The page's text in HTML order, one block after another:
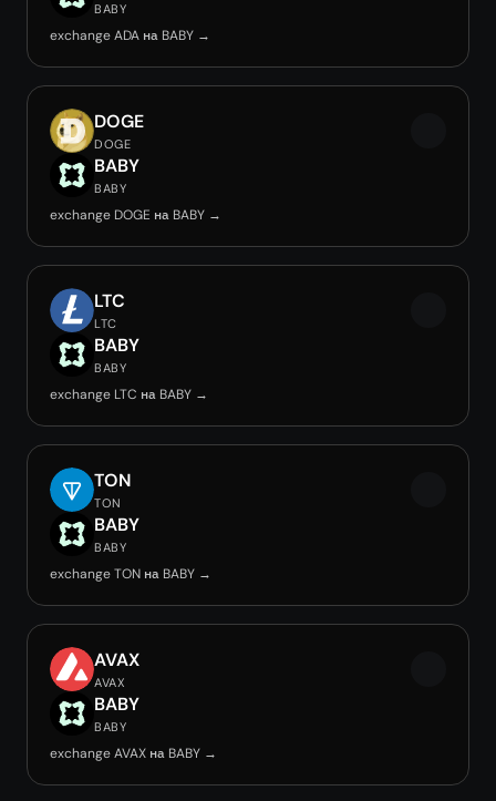
BABY
exchange ADA на BABY →
DOGE
DOGE
BABY
BABY
exchange DOGE на BABY →
LTC
LTC
BABY
BABY
exchange LTC на BABY →
TON
TON
BABY
BABY
exchange TON на BABY →
AVAX
AVAX
BABY
BABY
exchange AVAX на BABY →